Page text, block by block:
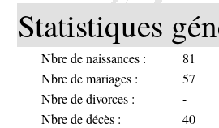
Statistiques
Nbre de naissances :
81
Nbre de mariages :
57
Nbre de divorces :
-
Nbre de décès :
40